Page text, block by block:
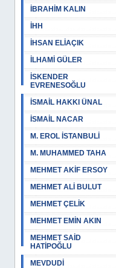
İBRAHİM KALIN
İHH
İHSAN ELİAÇIK
İLHAMİ GÜLER
İSKENDER
EVRENESOĞLU
İSMAİL HAKKI ÜNAL
İSMAİL NACAR
M. EROL İSTANBULİ
M. MUHAMMED TAHA
MEHMET AKİF ERSOY
MEHMET ALİ BULUT
MEHMET ÇELİK
MEHMET EMİN AKIN
MEHMET SAİD
HATİPOĞLU
MEVDUDİ